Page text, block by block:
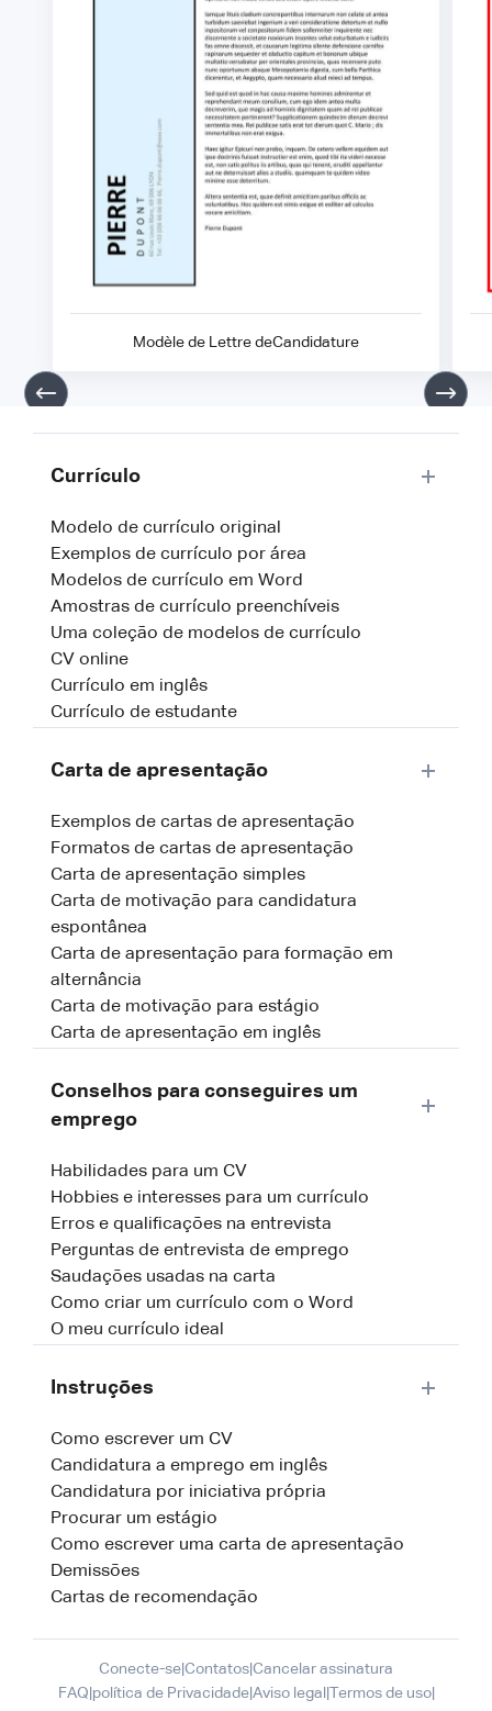
Modèle de Lettre deCandidature
Currículo
Modelo de currículo original
Exemplos de currículo por área
Modelos de currículo em Word
Amostras de currículo preenchíveis
Uma coleção de modelos de currículo
CV online
Currículo em inglês
Currículo de estudante
Carta de apresentação
Exemplos de cartas de apresentação
Formatos de cartas de apresentação
Carta de apresentação simples
Carta de motivação para candidatura
espontânea
Carta de apresentação para formação em
alternância
Carta de motivação para estágio
Carta de apresentação em inglês
Conselhos para conseguires um
emprego
Habilidades para um CV
Hobbies e interesses para um currículo
Erros e qualificações na entrevista
Perguntas de entrevista de emprego
Saudações usadas na carta
Como criar um currículo com o Word
O meu currículo ideal
Instruções
Como escrever um CV
Candidatura a emprego em inglês
Candidatura por iniciativa própria
Procurar um estágio
Como escrever uma carta de apresentação
Demissões
Cartas de recomendação
Conecte-se Contatos Cancelar assinatura
FAQ política de Privacidade| Aviso legal Termos de uso|